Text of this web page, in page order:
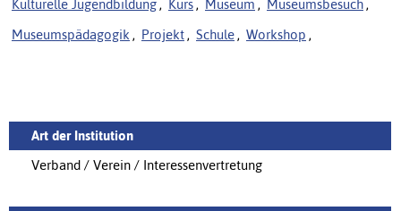
Kulturelle Jugendbildung , Kurs , Museum , Museumsbesuch ,
Museumspädagogik , Projekt , Schule , Workshop ,
Art der Institution
Verband / Verein / Interessenvertretung